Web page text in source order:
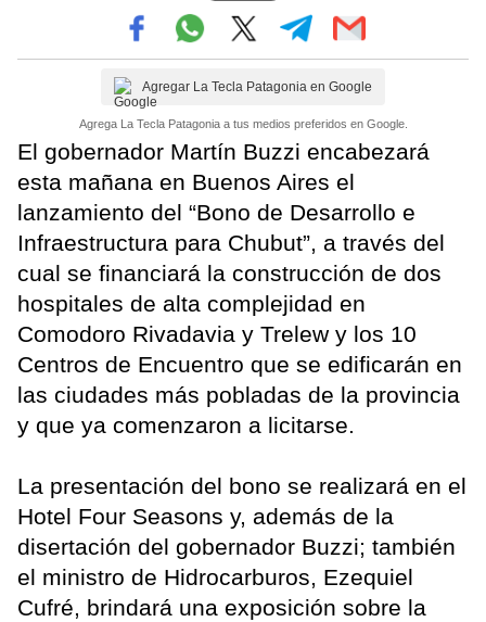
Agregar La Tecla Patagonia en Google
Agrega La Tecla Patagonia a tus medios preferidos en Google.
El gobernador Martín Buzzi encabezará
esta mañana en Buenos Aires el
lanzamiento del “Bono de Desarrollo e
Infraestructura para Chubut”, a través del
cual se financiará la construcción de dos
hospitales de alta complejidad en
Comodoro Rivadavia y Trelew y los 10
Centros de Encuentro que se edificarán en
las ciudades más pobladas de la provincia
y que ya comenzaron a licitarse.
La presentación del bono se realizará en el
Hotel Four Seasons y, además de la
disertación del gobernador Buzzi; también
el ministro de Hidrocarburos, Ezequiel
Cufré, brindará una exposición sobre la